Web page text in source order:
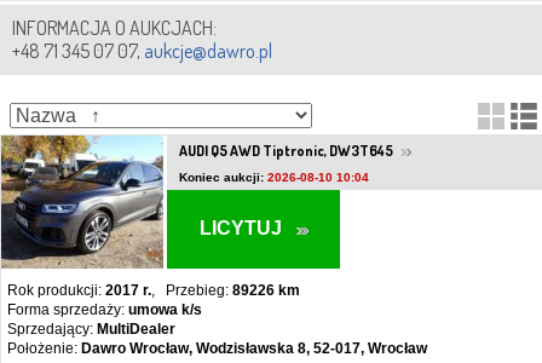
INFORMACJA O AUKCJACH:
+48 71 345 07 07, aukcje@dawro.pl
AUDI Q5 AWD Tiptronic, DW3T645
Koniec aukcji:2026-08-10 10:04
LICYTUJ
Rok produkcji:2017 r., Przebieg:89226 km
Forma sprzedaży:umowa k/s
Sprzedający: MultiDealer
Położenie: Dawro Wrocław, Wodzisławska 8, 52-017, Wrocław